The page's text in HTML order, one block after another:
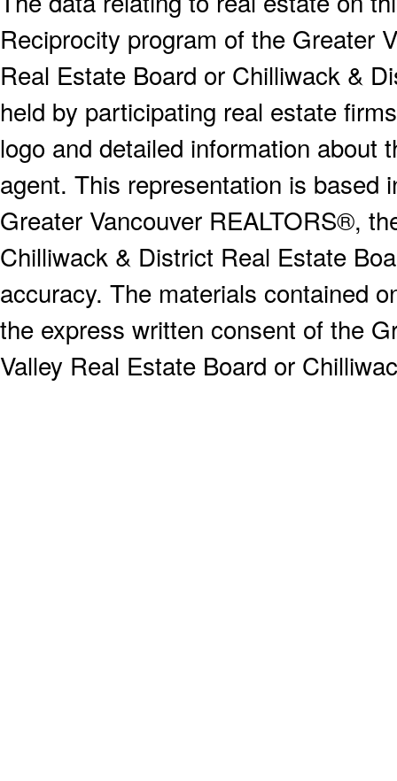
Reciprocity program of the Greater
Real Estate Board or Chilliwack &
held by participating real estate
logo and detailed information about
agent. This representation is based
Greater Vancouver REALTORS®,
Chilliwack & District Real Estate
accuracy. The materials contained
the express written consent of the
Valley Real Estate Board or